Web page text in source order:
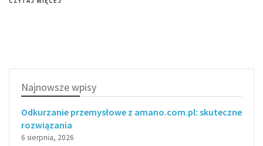
Najnowsze wpisy
Odkurzanie przemysłowe z amano.com.pl: skuteczne
rozwiązania
6 sierpnia, 2026